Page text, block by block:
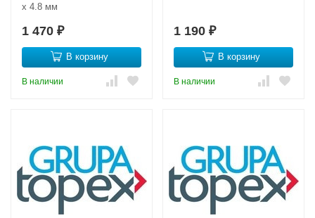
x 4.8 мм
1 470 ₽
В корзину
В наличии
1 190 ₽
В корзину
В наличии